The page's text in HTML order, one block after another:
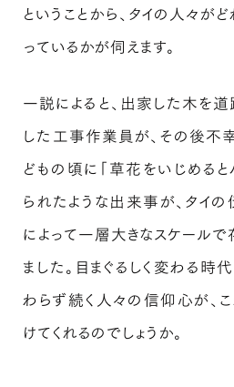
ということから、タイの人々が
っているかが伺えます。
一説によると、出家した木を
した工事作業員が、その後不
どもの頃に「草花をいじめると
られたような出来事が、タイ
によって一層大きなスケールで
ました。目まぐるしく変わる時
わらず続く人々の信仰心が、
けてくれるのでしょうか。